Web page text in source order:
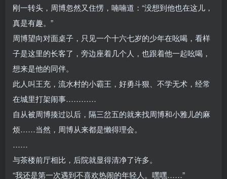
刚一转头，周博忽然又住愣，喃喃道：“没想到他也在这儿，
真是有趣。”
周博望向对面桌子，只见一个十六七岁的少年在吆喝，看样
子是这里的长客了，旁边座着几个人，也跟着他一起吆喝，
想来是他的同伴。
此人叫王充，流水村的小霸王，好勇斗狠、不学无术，经常
在城里打架闹事…………
自从被周博揍过以后，隔三岔五的就来找周博和小雅儿的麻
烦……当然，周博从来都是懒得理会。
……
与茶楼前厅相比，后院就显得清净了许多。
“我还是第一次遇到不喜欢热闹的年轻人。嘿嘿……”